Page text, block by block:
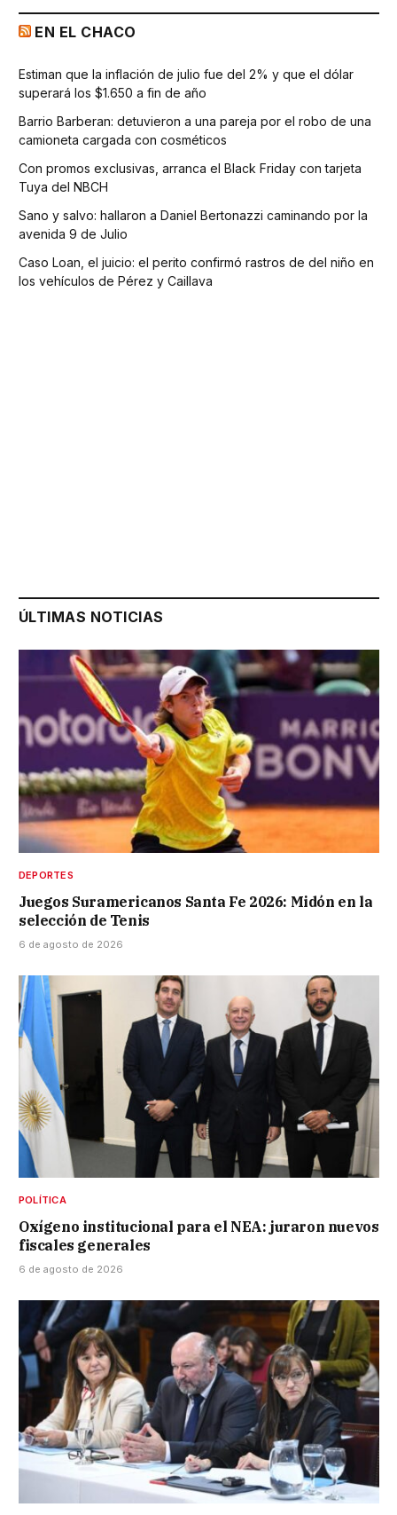
EN EL CHACO
Estiman que la inflación de julio fue del 2% y que el dólar
superará los $1.650 a fin de año
Barrio Barberan: detuvieron a una pareja por el robo de una
camioneta cargada con cosméticos
Con promos exclusivas, arranca el Black Friday con tarjeta
Tuya del NBCH
Sano y salvo: hallaron a Daniel Bertonazzi caminando por la
avenida 9 de Julio
Caso Loan, el juicio: el perito confirmó rastros de del niño en
los vehículos de Pérez y Caillava
ÚLTIMAS NOTICIAS
DEPORTES
Juegos Suramericanos Santa Fe 2026: Midón en la
selección de Tenis
6 de agosto de 2026
POLÍTICA
Oxígeno institucional para el NEA: juraron nuevos
fiscales generales
6 de agosto de 2026